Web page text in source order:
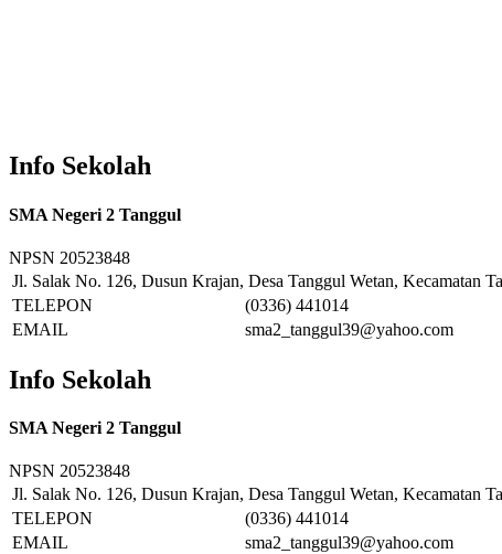
Info Sekolah
SMA Negeri 2 Tanggul
NPSN 20523848
Jl. Salak No. 126, Dusun Krajan, Desa Tanggul Wetan, Kecamatan
TELEPON
(0336) 441014
EMAIL
sma2_tanggul39@yahoo.com
Info Sekolah
SMA Negeri 2 Tanggul
NPSN 20523848
Jl. Salak No. 126, Dusun Krajan, Desa Tanggul Wetan, Kecamatan
TELEPON
(0336) 441014
EMAIL
sma2_tanggul39@yahoo.com